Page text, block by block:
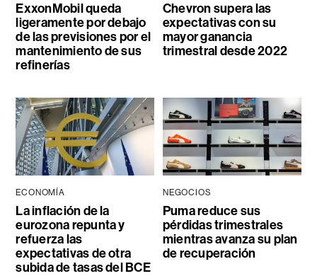
ExxonMobil queda
ligeramente por debajo
de las previsiones por el
mantenimiento de sus
refinerías
Chevron supera las
expectativas con su
mayor ganancia
trimestral desde 2022
ECONOMÍA
La inflación de la
eurozona repunta y
refuerza las
expectativas de otra
subida de tasas del BCE
NEGOCIOS
Puma reduce sus
pérdidas trimestrales
mientras avanza su plan
de recuperación